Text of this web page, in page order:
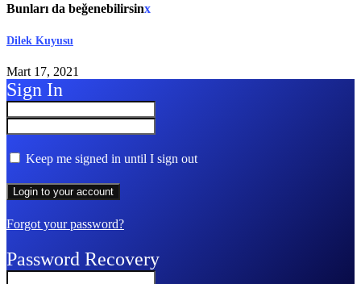
Bunları da beğenebilirsinx
Dilek Kuyusu
Mart 17, 2021
Sign In
Keep me signed in until I sign out
Forgot your password?
Password Recovery